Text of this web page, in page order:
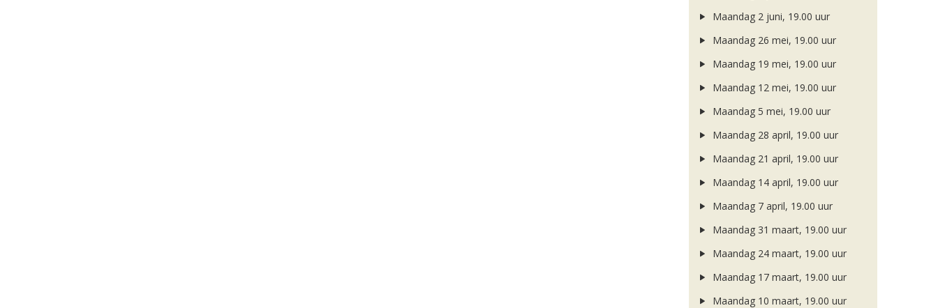
Maandag 2 juni, 19.00 uur
Maandag 26 mei, 19.00 uur
Maandag 19 mei, 19.00 uur
Maandag 12 mei, 19.00 uur
Maandag 5 mei, 19.00 uur
Maandag 28 april, 19.00 uur
Maandag 21 april, 19.00 uur
Maandag 14 april, 19.00 uur
Maandag 7 april, 19.00 uur
Maandag 31 maart, 19.00 uur
Maandag 24 maart, 19.00 uur
Maandag 17 maart, 19.00 uur
Maandag 10 maart, 19.00 uur